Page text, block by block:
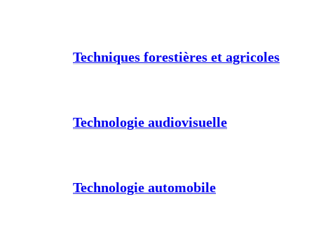
Techniques forestières et agricoles
Technologie audiovisuelle
Technologie automobile